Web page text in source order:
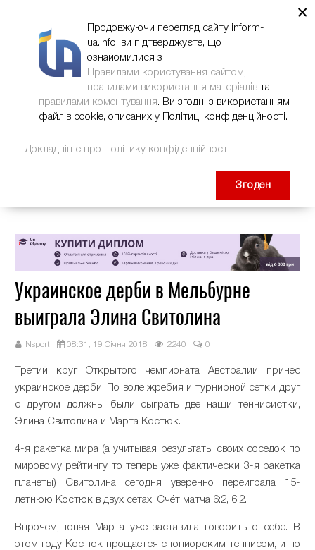
Украинское дерби в Мельбурне
выиграла Элина Свитолина
Nsport 08:31, 19 Січня 2018 2240 0
Третий круг Открытого чемпионата Австралии принес
украинское дерби. По воле жребия и турнирной сетки друг
с другом должны были сыграть две наши теннисистки,
Элина Свитолина и Марта Костюк.
4-я ракетка мира (а учитывая результаты своих соседок по
мировому рейтингу то теперь уже фактически 3-я ракетка
планеты) Свитолина сегодня уверенно переиграла 15-
летнюю Костюк в двух сетах. Счёт матча 6:2, 6:2.
Впрочем, юная Марта уже заставила говорить о себе. В
этом году Костюк прощается с юниорским теннисом, и по
×
Продовжуючи перегляд сайту inform-
ua.info, ви підтверджуєте, що
ознайомилися з
Правилами користування сайтом,
правилами використання матеріалів та
правилами коментування. Ви згодні з використанням
файлів cookie, описаних у Політиці конфіденційності.
Докладніше про Політику конфіденційності
Згоден